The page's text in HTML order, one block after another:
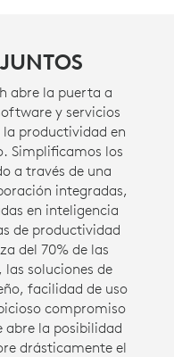
abre la puerta a
y servicios
productividad en
Simplificamos los
a través de una
integradas,
en inteligencia
de productividad
del 70% de las
soluciones de
facilidad de uso
compromiso
abre la posibilidad
drásticamente el